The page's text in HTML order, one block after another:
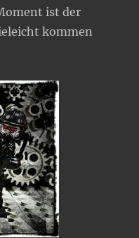
ist der
kommen